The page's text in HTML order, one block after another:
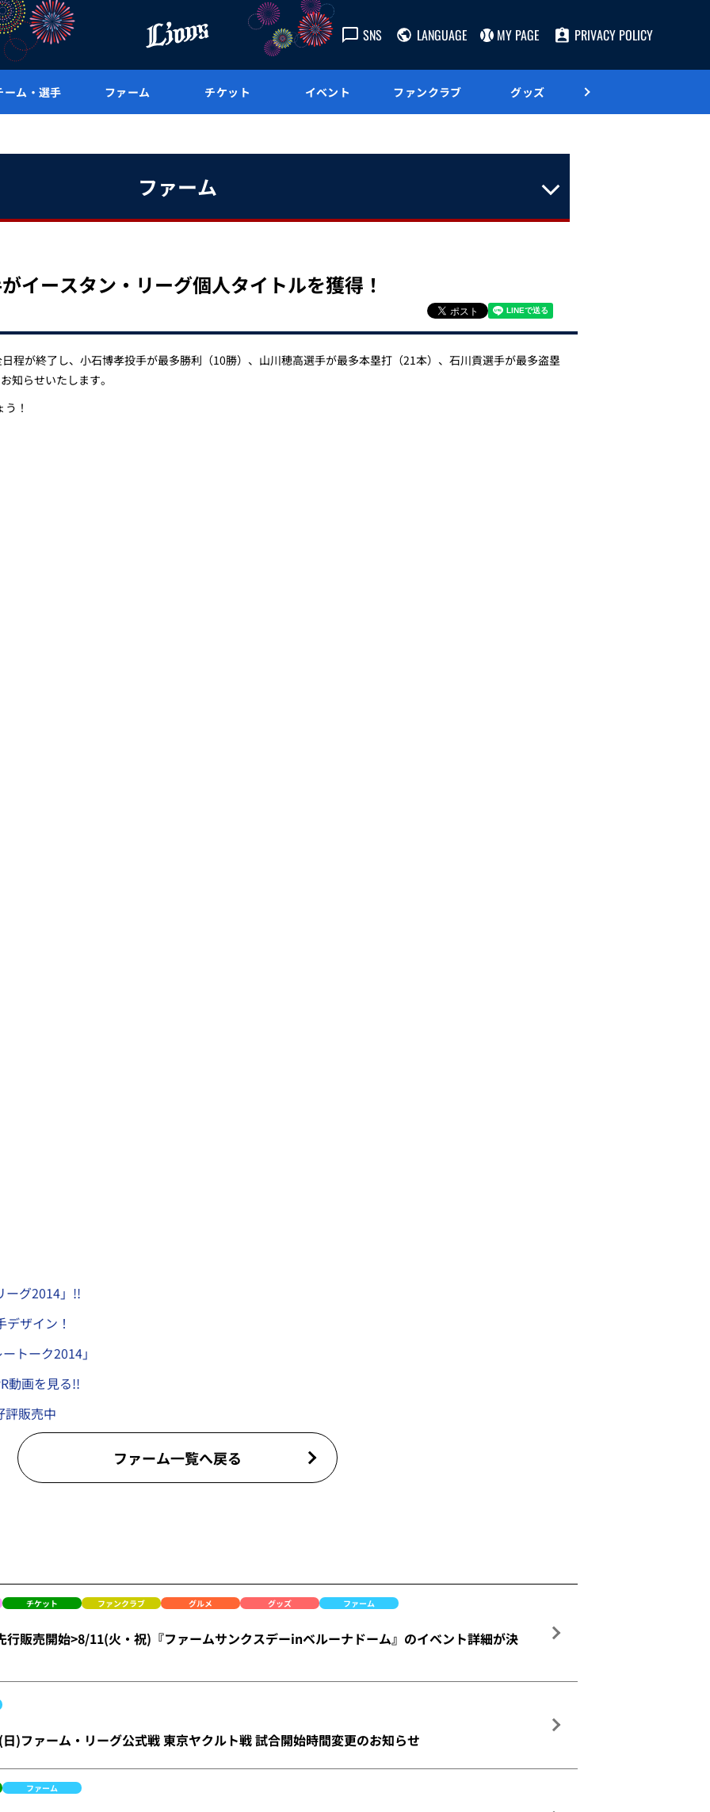
SNS LANGUAGE MY PAGE PRIVACY POLICY
ーム・選手 ファーム チケット イベント ファンクラブ グッズ
ファーム
イースタン・リーグ個人タイトルを獲得！
程が終了し、小石博孝投手が最多勝利（10勝）、山川穂高選手が最多本塁打（21本）、石川貢選手が最多盗塁
知らせいたします。
！
ーグ2014」!!
ザイン！
トーク2014」
動画を見る!!
評販売中
ファーム一覧へ戻る
チケット ファンクラブ グルメ グッズ ファーム
行販売開始>8/11(火・祝)『ファームサンクスデーinベルーナドーム』のイベント詳細が決
)ファーム・リーグ公式戦 東京ヤクルト戦 試合開始時間変更のお知らせ
ファーム